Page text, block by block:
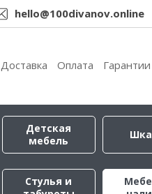
hello@100divanov.online
Доставка Оплата Гарантии
Детская
мебель
Стулья и